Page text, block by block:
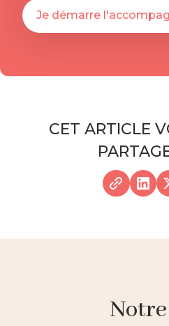
Je démarre
CET ARTICLE